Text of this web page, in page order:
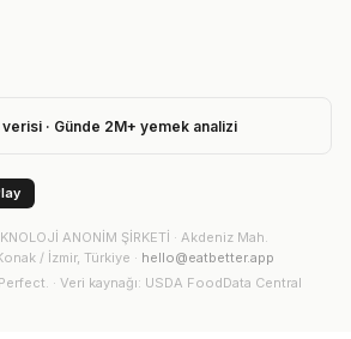
· Günde 2M+ yemek analizi
ANONİM ŞİRKETİ · Akdeniz Mah.
/ İzmir, Türkiye · hello@eatbetter.app
· Veri kaynağı: USDA FoodData Central